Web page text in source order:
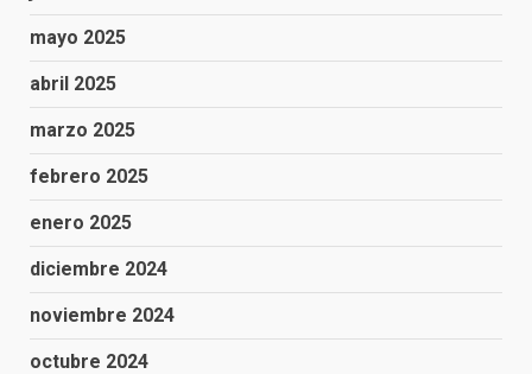
mayo 2025
abril 2025
marzo 2025
febrero 2025
enero 2025
diciembre 2024
noviembre 2024
octubre 2024